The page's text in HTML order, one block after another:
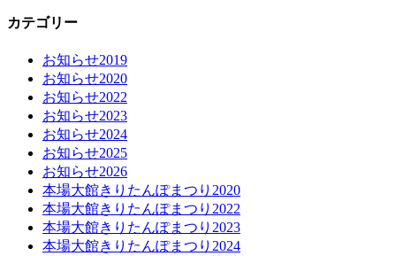
カテゴリー
お知らせ2019
お知らせ2020
お知らせ2022
お知らせ2023
お知らせ2024
お知らせ2025
お知らせ2026
本場大館きりたんぽまつり2020
本場大館きりたんぽまつり2022
本場大館きりたんぽまつり2023
本場大館きりたんぽまつり2024